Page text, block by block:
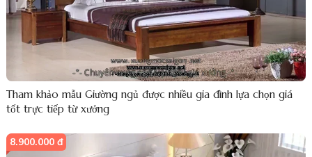
Tham khảo mẫu Giường ngủ được nhiều gia đình lựa chọn giá
tốt trực tiếp từ xưởng
8.900.000 đ